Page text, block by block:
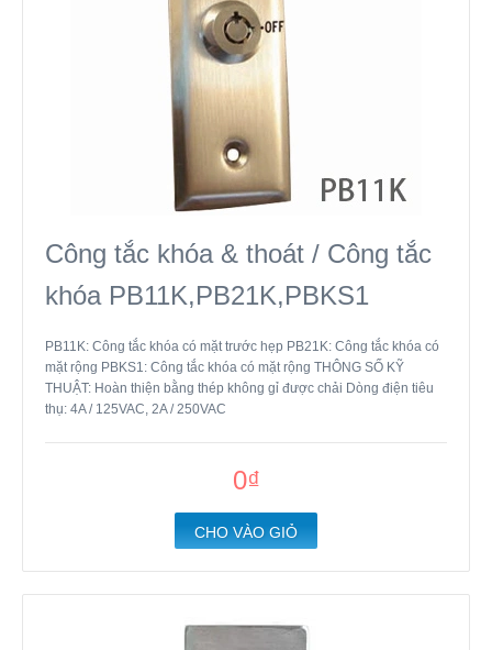
Công tắc khóa & thoát / Công tắc
khóa PB11K,PB21K,PBKS1
PB11K: Công tắc khóa có mặt trước hẹp PB21K: Công tắc khóa có
mặt rộng PBKS1: Công tắc khóa có mặt rộng THÔNG SỐ KỸ
THUẬT: Hoàn thiện bằng thép không gỉ được chải Dòng điện tiêu
thụ: 4A / 125VAC, 2A / 250VAC
0₫
CHO VÀO GIỎ